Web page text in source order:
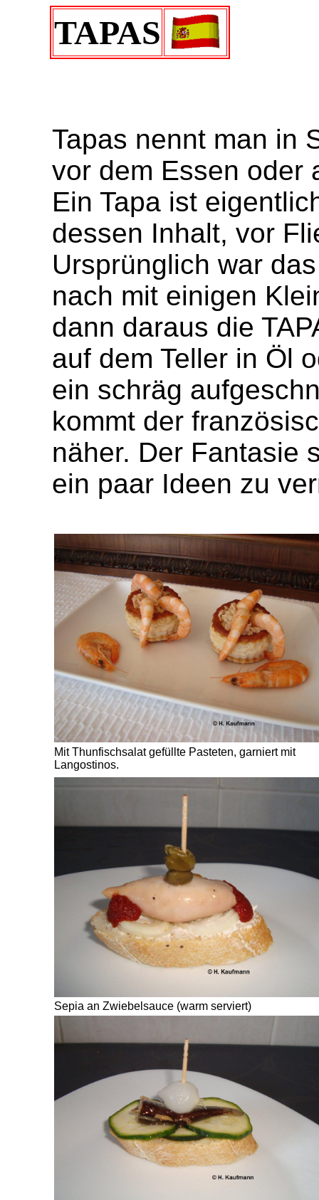
TAPAS
Tapas nennt man in
vor dem Essen oder
Ein Tapa ist
dessen Inhalt, vor
Ursprünglich war
nach mit einigen
dann daraus die
auf dem Teller in Öl
ein schräg
kommt der
näher. Der Fantasie
ein paar Ideen zu
Mit Thunfischsalat gefüllte Pasteten, garniert mit
Langostinos.
Sepia an Zwiebelsauce (warm serviert)